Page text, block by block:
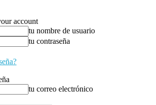
account
tu nombre de usuario
tu contraseña
tu correo electrónico